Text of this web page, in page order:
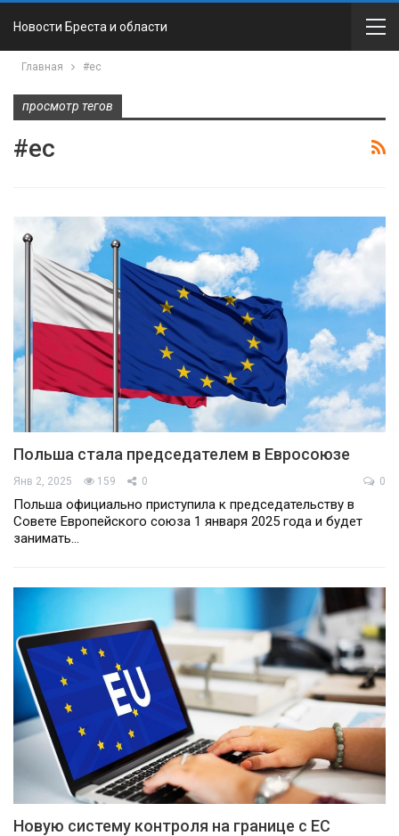
Новости Бреста и области
Главная #ес
просмотр тегов
#ес
Польша стала председателем в Евросоюзе
Янв 2, 2025 159 0 0
Польша официально приступила к председательству в
Совете Европейского союза 1 января 2025 года и будет
занимать…
Новую систему контроля на границе с ЕС